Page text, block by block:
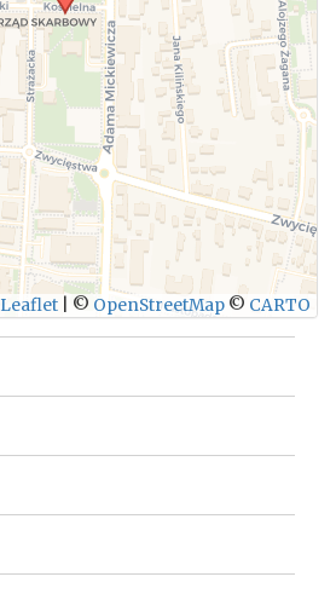
WYŚLIJ
Leaflet © OpenStreetMap © CARTO